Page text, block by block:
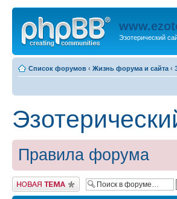
Эзотерический
Список форумов ‹ Жизнь форума и сайта ‹
Правила форума
Новая тема